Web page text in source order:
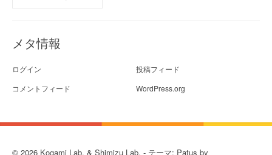
メタ情報
ログイン
投稿フィード
コメントフィード
WordPress.org
© 2026 Kogami Lab. & Shimizu Lab. - テーマ: Patus by